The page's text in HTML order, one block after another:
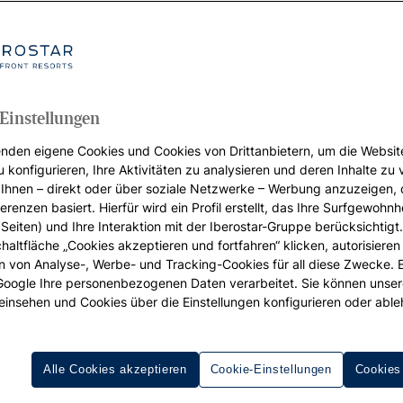
was Sie für Ihren Urlaub
Erwartungen übertrifft. Und selbstverständlich auch
Momente des Jahres teilen, den Sie zu einem
diesen Wunsch von einem Familienurlaub wahr
höchster Komfort und zu bestimmten Zeiten des
Reiseziels). In unseren Hotels und Resorts
Familienhotels in direkter Strandlage sowie alle von
AKTION Kinder in Begleitung von 2 Erwachsenen
Terminen. Iberostar behält sich das Recht vor, die Aktion ganz
eigene Cookies und Cookies von Drittanbietern, um die
konfigurieren, Ihre Aktivitäten zu analysieren und deren Inhalte zu
– direkt oder über soziale Netzwerke – Werbung anzuzeigen,
basiert. Hierfür wird ein Profil erstellt, das Ihre
und Ihre Interaktion mit der Iberostar-Gruppe berücksichtigt.
„Cookies akzeptieren und fortfahren“ klicken, autorisieren
von Analyse-, Werbe- und Tracking-Cookies für all diese Zwecke.
Ihre personenbezogenen Daten verarbeitet. Sie können
und Cookies über die Einstellungen konfigurieren oder
Cookie-Einstellungen
Alle Cookies akzeptieren